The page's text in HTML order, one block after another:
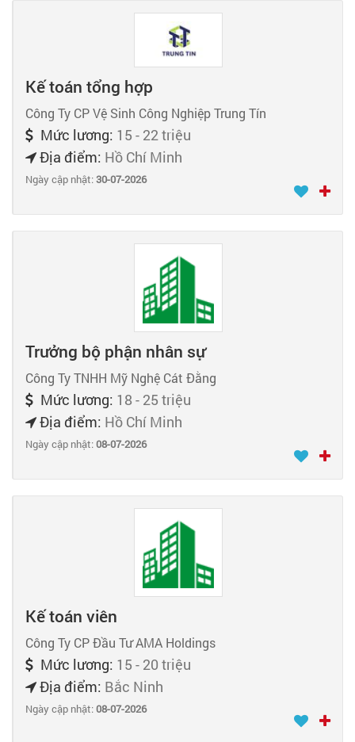
Kế toán tổng hợp
Công Ty CP Vệ Sinh Công Nghiệp Trung Tín
Mức lương: 15 - 22 triệu
Địa điểm: Hồ Chí Minh
Ngày cập nhật:30-07-2026
Trưởng bộ phận nhân sự
Công Ty TNHH Mỹ Nghệ Cát Đằng
Mức lương: 18 - 25 triệu
Địa điểm: Hồ Chí Minh
Ngày cập nhật:08-07-2026
Kế toán viên
Công Ty CP Đầu Tư AMA Holdings
Mức lương: 15 - 20 triệu
Địa điểm: Bắc Ninh
Ngày cập nhật:08-07-2026